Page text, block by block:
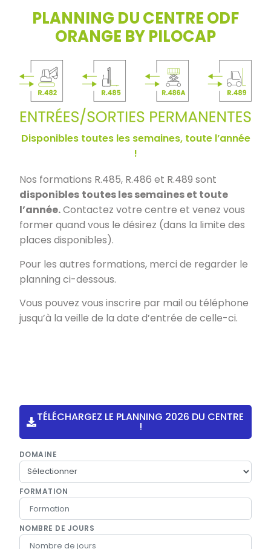
PLANNING DU CENTRE ODF
ORANGE BY PILOCAP
Disponibles toutes les semaines, toute l’année
!
Nos formations R.485, R.486 et R.489 sont
disponibles toutes les semaines et toute
l’année.Contactez votre centre et venez vous
former quand vous le désirez (dans la limite des
places disponibles).
Pour les autres formations, merci de regarder le
planning ci-dessous.
Vous pouvez vous inscrire par mail ou téléphone
jusqu’à la veille de la date d’entrée de celle-ci.
TÉLÉCHARGEZ LE PLANNING 2026 DU CENTRE
!
DOMAINE
FORMATION
NOMBRE DE JOURS